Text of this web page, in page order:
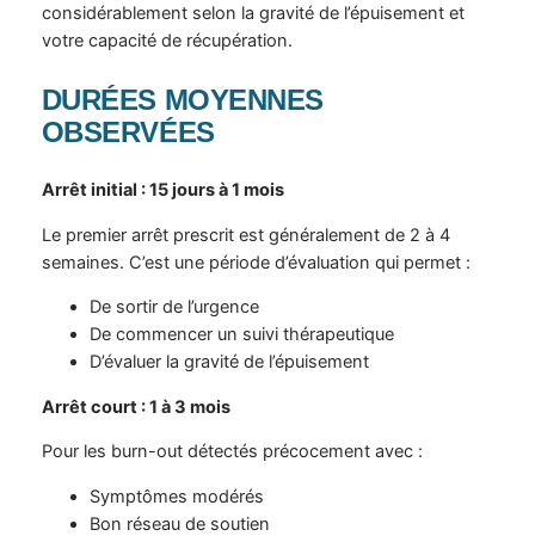
considérablement selon la gravité de l’épuisement et
votre capacité de récupération.
DURÉES MOYENNES
OBSERVÉES
Arrêt initial : 15 jours à 1 mois
Le premier arrêt prescrit est généralement de 2 à 4
semaines. C’est une période d’évaluation qui permet :
De sortir de l’urgence
De commencer un suivi thérapeutique
D’évaluer la gravité de l’épuisement
Arrêt court : 1 à 3 mois
Pour les burn-out détectés précocement avec :
Symptômes modérés
Bon réseau de soutien